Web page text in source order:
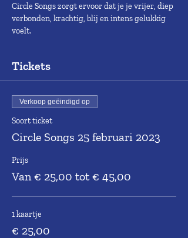
Circle Songs zorgt ervoor dat je je vrijer, diep
verbonden, krachtig, blij en intens gelukkig
voelt.
Tickets
Verkoop geëindigd op
Soort ticket
Circle Songs 25 februari 2023
Prijs
Van € 25,00 tot € 45,00
1 kaartje
€ 25,00